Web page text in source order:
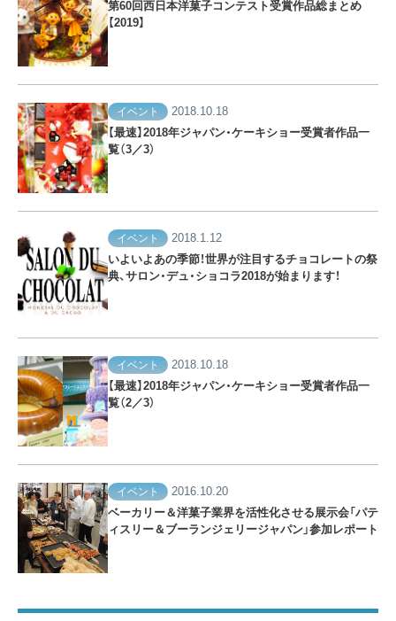
第60回西日本洋菓子コンテスト受賞作品総まとめ
【2019】
イベント
2018.10.18
【最速】2018年ジャパン・ケーキショー受賞者作品一
覧（3／3）
イベント
2018.1.12
いよいよあの季節！世界が注目するチョコレートの祭
典、サロン・デュ・ショコラ2018が始まります！
イベント
2018.10.18
【最速】2018年ジャパン・ケーキショー受賞者作品一
覧（2／3）
イベント
2016.10.20
ベーカリー＆洋菓子業界を活性化させる展示会「パテ
ィスリー＆ブーランジェリージャパン」参加レポート